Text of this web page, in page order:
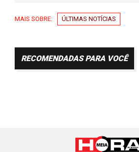
MAIS SOBRE: ÚLTIMAS NOTÍCIAS
RECOMENDADAS PARA VOCÊ